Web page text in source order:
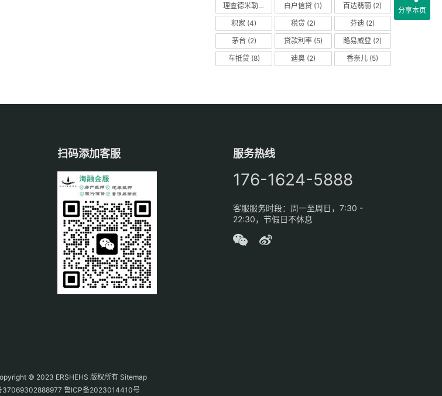
理查德米勒
(2) 白户信贷 (1) 百达翡丽 (2)
积家 (4) 税贷(2) 芬迪 (2)
茅台 (2) 贷款利率(5) 路易威登 (2)
车抵贷(8) 迪奥(2) 香奈儿 (5)
扫码添加客服 服务热线
176-1624-5888
客服服务时段：周一至周日，7:30 -
22:30，节假日不休息
© 2023 ERSHEHS 版权所有 Sitemap
37069302888977 鲁ICP备2023014410号
分享本页